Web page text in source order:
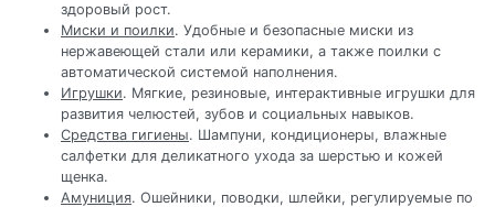
здоровый рост.
Миски и поилки. Удобные и безопасные миски из
нержавеющей стали или керамики, а также поилки с
автоматической системой наполнения.
Игрушки. Мягкие, резиновые, интерактивные игрушки для
развития челюстей, зубов и социальных навыков.
Средства гигиены. Шампуни, кондиционеры, влажные
салфетки для деликатного ухода за шерстью и кожей
щенка.
Амуниция. Ошейники, поводки, шлейки, регулируемые по